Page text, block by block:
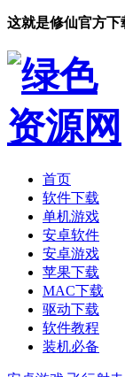
这就是修仙官方下
首页
软件下载
单机游戏
安卓软件
安卓游戏
苹果下载
MAC下载
驱动下载
软件教程
装机必备